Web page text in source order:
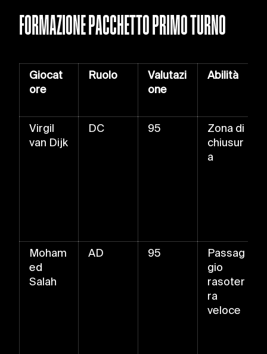
FORMAZIONE PACCHETTO PRIMO TURNO
Giocat
ore
Ruolo
Valutazi
one
Abilità
Virgil
van Dijk
DC 95
Zona di
chiusur
a
Moham
ed
Salah
AD 95
Passag
gio
rasoter
ra
veloce